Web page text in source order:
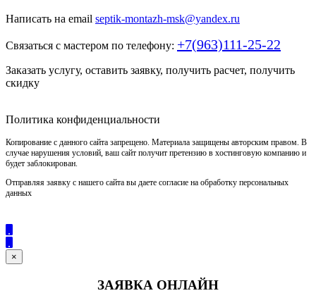
Написать на email septik-montazh-msk@yandex.ru
Связаться с мастером по телефону: +7(963)111-25-22
Заказать услугу, оставить заявку, получить расчет, получить
скидку
Политика конфиденциальности
Копирование с данного сайта запрещено. Материала защищены авторским правом. В
случае нарушения условий, ваш сайт получит претензию в хостинговую компанию и
будет заблокирован.
Отправляя заявку с нашего сайта вы даете согласие на обработку персональных
данных
×
ЗАЯВКА ОНЛАЙН